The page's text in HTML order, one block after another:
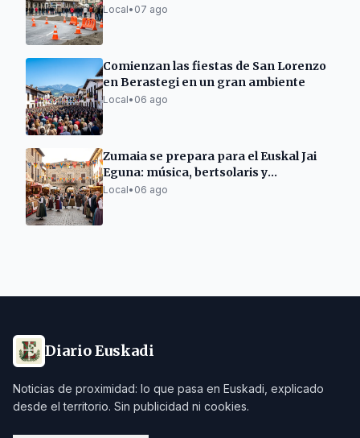
en la calle Carmen
Local• 07 ago
Comienzan las fiestas de San Lorenzo
en Berastegi en un gran ambiente
Local• 06 ago
Zumaia se prepara para el Euskal Jai
Eguna: música, bertsolaris y
degustaciones
Local• 06 ago
Diario Euskadi
Noticias de proximidad: lo que pasa en Euskadi, explicado
desde el territorio. Sin publicidad ni cookies.